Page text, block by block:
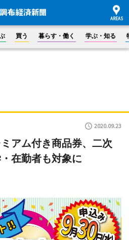
買う 暮らす・働く 学ぶ・知る
2020.09.23
アム付き商品券、二次
在勤者も対象に